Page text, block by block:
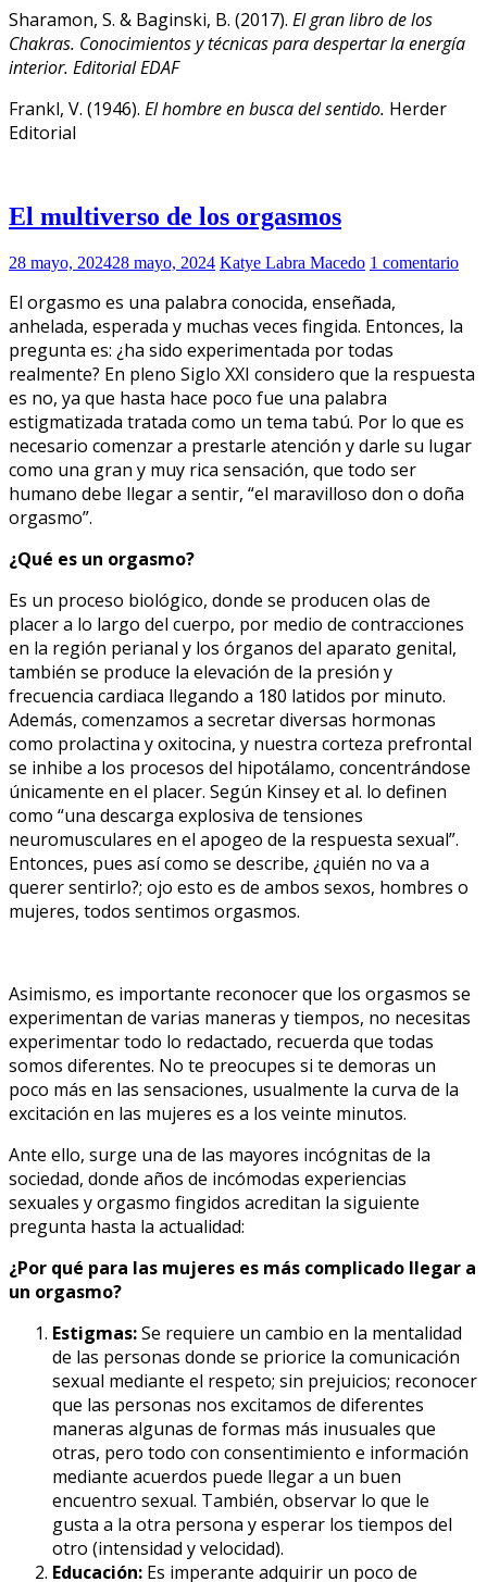
Sharamon, S. & Baginski, B. (2017). El gran libro de los
Chakras. Conocimientos y técnicas para despertar la energía
interior. Editorial EDAF
Frankl, V. (1946). El hombre en busca del sentido. Herder
Editorial
El multiverso de los orgasmos
28 mayo, 202428 mayo, 2024 Katye Labra Macedo 1 comentario
El orgasmo es una palabra conocida, enseñada,
anhelada, esperada y muchas veces fingida. Entonces, la
pregunta es: ¿ha sido experimentada por todas
realmente? En pleno Siglo XXI considero que la respuesta
es no, ya que hasta hace poco fue una palabra
estigmatizada tratada como un tema tabú. Por lo que es
necesario comenzar a prestarle atención y darle su lugar
como una gran y muy rica sensación, que todo ser
humano debe llegar a sentir, “el maravilloso don o doña
orgasmo”.
¿Qué es un orgasmo?
Es un proceso biológico, donde se producen olas de
placer a lo largo del cuerpo, por medio de contracciones
en la región perianal y los órganos del aparato genital,
también se produce la elevación de la presión y
frecuencia cardiaca llegando a 180 latidos por minuto.
Además, comenzamos a secretar diversas hormonas
como prolactina y oxitocina, y nuestra corteza prefrontal
se inhibe a los procesos del hipotálamo, concentrándose
únicamente en el placer. Según Kinsey et al. lo definen
como “una descarga explosiva de tensiones
neuromusculares en el apogeo de la respuesta sexual”.
Entonces, pues así como se describe, ¿quién no va a
querer sentirlo?; ojo esto es de ambos sexos, hombres o
mujeres, todos sentimos orgasmos.
Asimismo, es importante reconocer que los orgasmos se
experimentan de varias maneras y tiempos, no necesitas
experimentar todo lo redactado, recuerda que todas
somos diferentes. No te preocupes si te demoras un
poco más en las sensaciones, usualmente la curva de la
excitación en las mujeres es a los veinte minutos.
Ante ello, surge una de las mayores incógnitas de la
sociedad, donde años de incómodas experiencias
sexuales y orgasmo fingidos acreditan la siguiente
pregunta hasta la actualidad:
¿Por qué para las mujeres es más complicado llegar a
un orgasmo?
Estigmas:Se requiere un cambio en la mentalidad
de las personas donde se priorice la comunicación
sexual mediante el respeto; sin prejuicios; reconocer
que las personas nos excitamos de diferentes
maneras algunas de formas más inusuales que
otras, pero todo con consentimiento e información
mediante acuerdos puede llegar a un buen
encuentro sexual. También, observar lo que le
gusta a la otra persona y esperar los tiempos del
otro (intensidad y velocidad).
Educación: Es imperante adquirir un poco de